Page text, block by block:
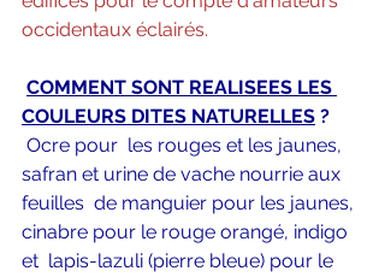
occidentaux éclairés.
COMMENT SONT REALISEES LES
COULEURS DITES NATURELLES ?
Ocre pour  les rouges et les jaunes,
safran et urine de vache nourrie aux
feuilles  de manguier pour les jaunes,
cinabre pour le rouge orangé, indigo
et  lapis-lazuli (pierre bleue) pour le